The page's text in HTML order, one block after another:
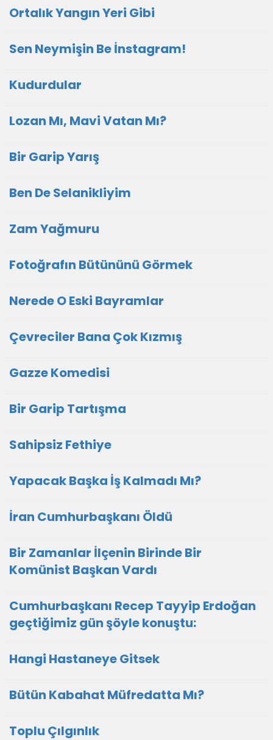
Ortalık Yangın Yeri Gibi
Sen Neymişin Be İnstagram!
Kudurdular
Lozan Mı, Mavi Vatan Mı?
Bir Garip Yarış
Ben De Selanikliyim
Zam Yağmuru
Fotoğrafın Bütününü Görmek
Nerede O Eski Bayramlar
Çevreciler Bana Çok Kızmış
Gazze Komedisi
Bir Garip Tartışma
Sahipsiz Fethiye
Yapacak Başka İş Kalmadı Mı?
İran Cumhurbaşkanı Öldü
Bir Zamanlar İlçenin Birinde Bir
Komünist Başkan Vardı
Cumhurbaşkanı Recep Tayyip Erdoğan
geçtiğimiz gün şöyle konuştu:
Hangi Hastaneye Gitsek
Bütün Kabahat Müfredatta Mı?
Toplu Çılgınlık